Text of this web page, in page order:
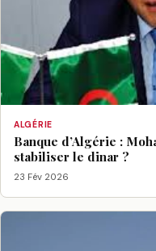
ALGÉRIE
Banque d’Algérie :
stabiliser le dinar ?
23 Fév 2026